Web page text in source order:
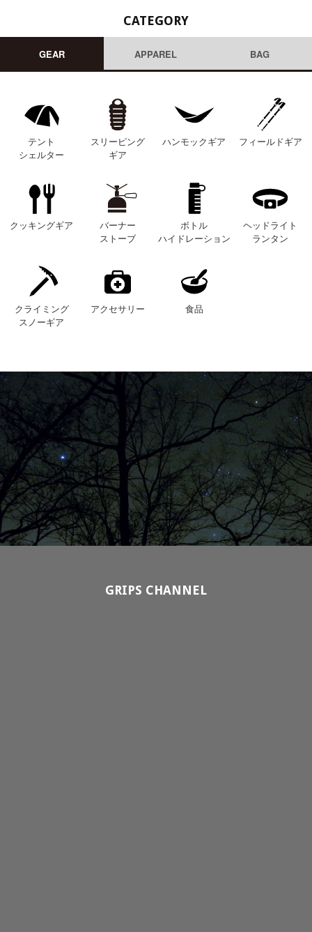
CATEGORY
GEAR APPAREL BAG
テント
シェルター
スリーピング
ギア
ハンモックギア フィールドギア
クッキングギア
バーナー
ストーブ
ボトル
ハイドレーション
ヘッドライト
ランタン
クライミング
スノーギア
アクセサリー 食品
GRIPS CHANNEL